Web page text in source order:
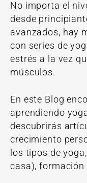
No importa el
desde
avanzados, hay
con series de
estrés a la vez
músculos.
En este Blog
aprendiendo
descubrirás
crecimiento
los tipos de
casa), formación